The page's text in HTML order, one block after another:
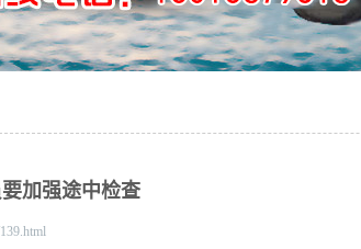
加强途中检查